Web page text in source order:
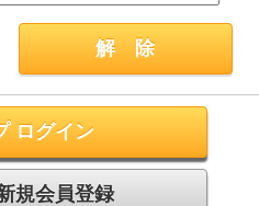
ログイン
規会員登録